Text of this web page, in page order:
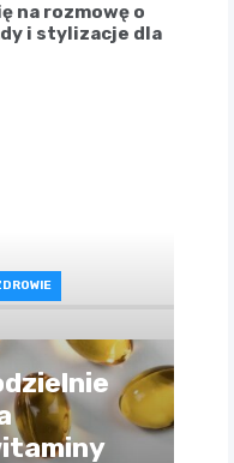
na rozmowę o
i stylizacje dla